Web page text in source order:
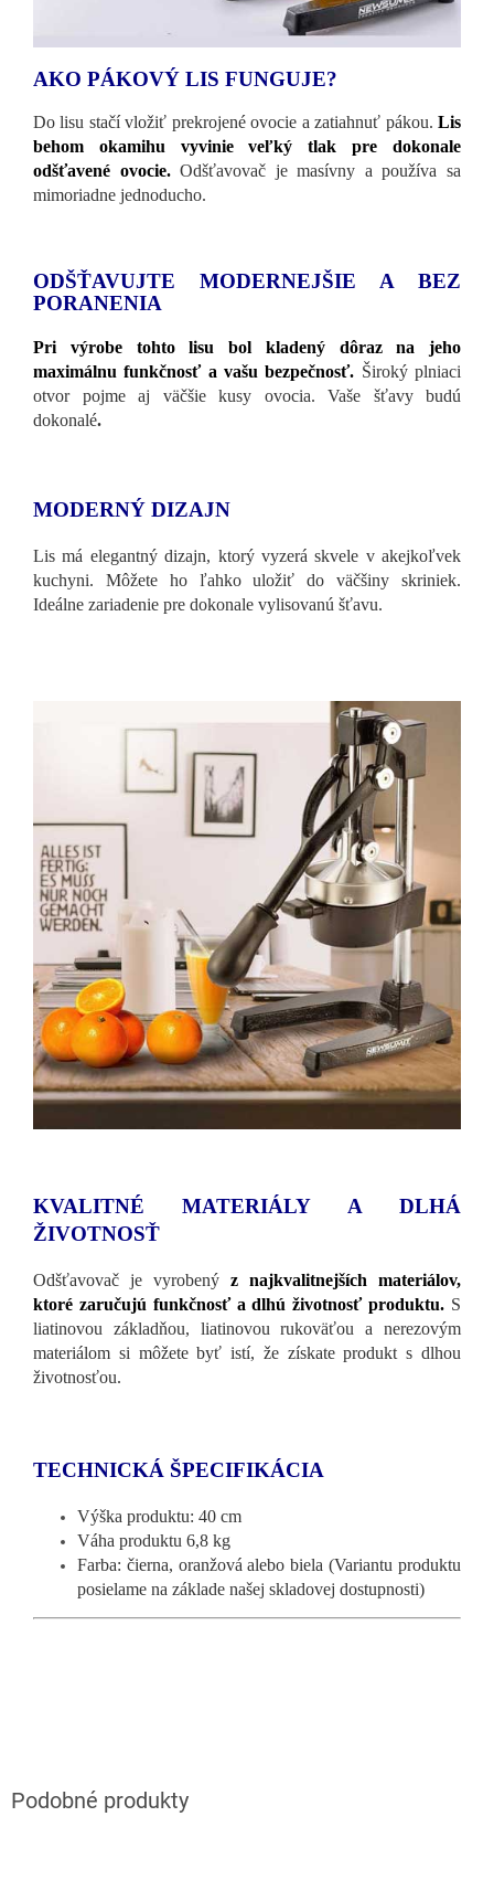
AKO PÁKOVÝ LIS FUNGUJE?
Do lisu stačí vložiť prekrojené ovocie a zatiahnuť pákou. Lis
behom okamihu vyvinie veľký tlak pre dokonale
odšťavené ovocie.Odšťavovač je masívny a používa sa
mimoriadne jednoducho.
ODŠŤAVUJTE MODERNEJŠIE A BEZ
PORANENIA
Pri výrobe tohto lisu bol kladený dôraz na jeho
maximálnu funkčnosť a vašu bezpečnosť. Široký plniaci
otvor pojme aj väčšie kusy ovocia. Vaše šťavy budú
dokonalé.
MODERNÝ DIZAJN
Lis má elegantný dizajn, ktorý vyzerá skvele v akejkoľvek
kuchyni. Môžete ho ľahko uložiť do väčšiny skriniek.
Ideálne zariadenie pre dokonale vylisovanú šťavu.
KVALITNÉ MATERIÁLY A DLHÁ
ŽIVOTNOSŤ
Odšťavovač je vyrobený z najkvalitnejších materiálov,
ktoré zaručujú funkčnosť a dlhú životnosť produktu. S
liatinovou základňou, liatinovou rukoväťou a nerezovým
materiálom si môžete byť istí, že získate produkt s dlhou
životnosťou.
TECHNICKÁ ŠPECIFIKÁCIA
Výška produktu: 40 cm
Váha produktu 6,8 kg
Farba: čierna, oranžová alebo biela (Variantu produktu
posielame na základe našej skladovej dostupnosti)